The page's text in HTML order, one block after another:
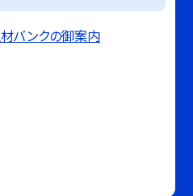
バンクの御案内